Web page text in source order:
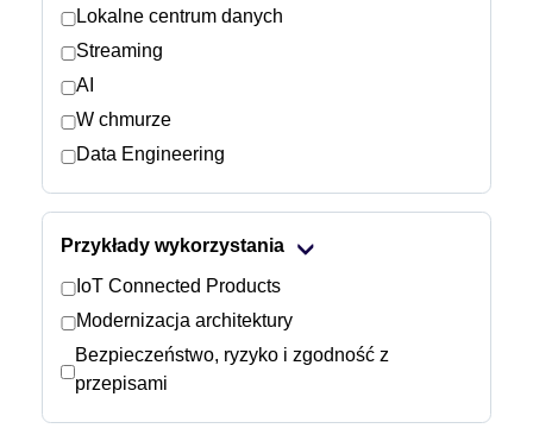
Telekomunikacja
Technologia
Sektor publiczny
Edukacja
Biuro prasowe
Lokalne centrum danych
Streaming
AI
W chmurze
Data Engineering
Przykłady wykorzystania
IoT Connected Products
Modernizacja architektury
Bezpieczeństwo, ryzyko i zgodność z
przepisami